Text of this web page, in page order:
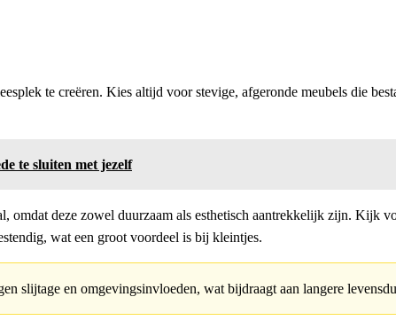
te creëren. Kies altijd voor stevige, afgeronde meubels die
te sluiten met jezelf
omdat deze zowel duurzaam als esthetisch aantrekkelijk zijn. Kijk
wat een groot voordeel is bij kleintjes.
slijtage en omgevingsinvloeden, wat bijdraagt aan langere